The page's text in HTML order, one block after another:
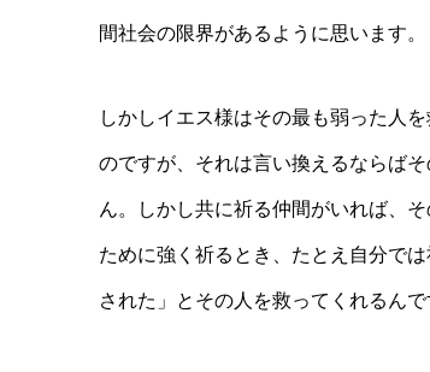
間社会の限界があるように思います。
しかしイエス様はその最も弱った人
のですが、それは言い換えるならば
ん。しかし共に祈る仲間がいれば、
ために強く祈るとき、たとえ自分で
された」とその人を救ってくれるんで